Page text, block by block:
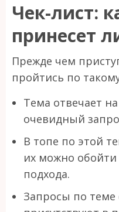
Чек-лист:
принесет
Прежде чем
пройтись по
Тема отвечает
очевидный
В топе по этой
их можно обойти
подхода.
Запросы по теме